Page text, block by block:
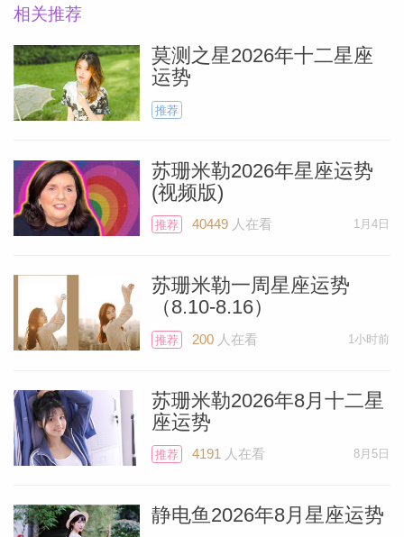
力，可能会在你的身体上表现出来，尤其是
与内分泌、消化系统或关节相关的部位。火
星在摩羯座虽然给予你耐力，但也容易导致
肌肉紧张和疲劳。内在修复：你的健康运势
静电鱼 双子座2026年1月运势
的焦虑的能力息息相关。深层压力：事业上
的压力和对共同资源的关注（第八宫），容
易导致你出现心理疲劳或内分泌失调。火星
内在转化相关的健康议题。转化与疗愈：建
议你将精力导向能...[阅读全文]
相关推荐
莫测之星2026年十二星座
运势
推荐
苏珊米勒2026年星座运势
(视频版)
推荐 40449人在看 1月4日
苏珊米勒一周星座运势
（8.10-8.16）
推荐 200人在看 1小时前
苏珊米勒2026年8月十二星
座运势
推荐 4191人在看 8月5日
静电鱼2026年8月星座运势